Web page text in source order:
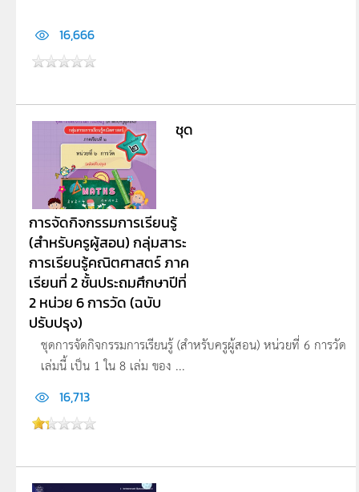
16,666
ชุด
การจัดกิจกรรมการเรียนรู้
(สำหรับครูผู้สอน) กลุ่มสาระ
การเรียนรู้คณิตศาสตร์ ภาค
เรียนที่ 2 ชั้นประถมศึกษาปีที่
2 หน่วย 6 การวัด (ฉบับ
ปรับปรุง)
ชุดการจัดกิจกรรมการเรียนรู้ (สำหรับครูผู้สอน) หน่วยที่ 6 การวัด
เล่มนี้ เป็น 1 ใน 8 เล่ม ของ ...
16,713